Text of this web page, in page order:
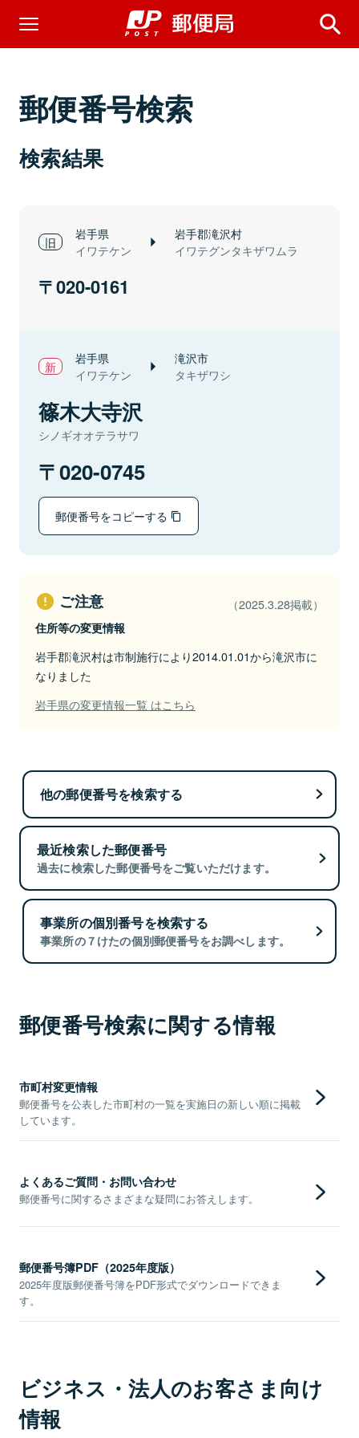
郵便番号検索
検索結果
岩手県
イワテケン
岩手郡滝沢村
イワテグンタキザワムラ
020-0161
岩手県
イワテケン
滝沢市
タキザワシ
篠木大寺沢
シノギオオテラサワ
020-0745
郵便番号をコピーする
ご注意 （2025.3.28掲載）
住所等の変更情報
岩手郡滝沢村は市制施行により2014.01.01から滝沢市に
なりました
岩手県の変更情報一覧 はこちら
他の郵便番号を検索する
最近検索した郵便番号
過去に検索した郵便番号をご覧いただけます。
事業所の個別番号を検索する
事業所の７けたの個別郵便番号をお調べします。
郵便番号検索に関する情報
市町村変更情報
郵便番号を公表した市町村の一覧を実施日の新しい順に掲載
しています。
よくあるご質問・お問い合わせ
郵便番号に関するさまざまな疑問にお答えします。
郵便番号簿PDF（2025年度版）
2025年度版郵便番号簿をPDF形式でダウンロードできま
す。
ビジネス・法人のお客さま向け
情報